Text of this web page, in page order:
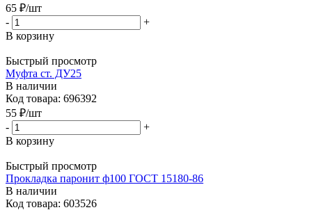
65 ₽/шт
-
+
В корзину
Быстрый просмотр
Муфта ст. ДУ25
В наличии
Код товара: 696392
55 ₽/шт
-
+
В корзину
Быстрый просмотр
Прокладка паронит ф100 ГОСТ 15180-86
В наличии
Код товара: 603526